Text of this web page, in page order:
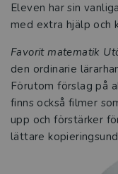
Eleven har sin
med extra hjälp och
Favorit mate­matik
den ordinarie
Förutom förslag på
finns också filmer
upp och förstärker
lättare